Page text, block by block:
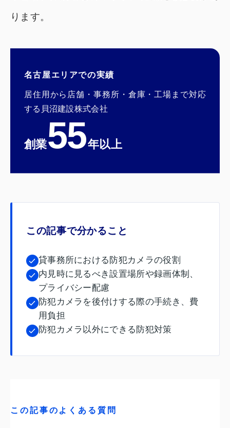
ります。
名古屋エリアでの実績
居住用から店舗・事務所・倉庫・工場まで対応
する貝沼建設株式会社
創業55年以上
この記事で分かること
貸事務所における防犯カメラの役割
内見時に見るべき設置場所や録画体制、
プライバシー配慮
防犯カメラを後付けする際の手続き、費
用負担
防犯カメラ以外にできる防犯対策
この記事のよくある質問